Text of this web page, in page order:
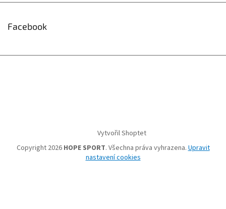
Facebook
Vytvořil Shoptet
Copyright 2026 HOPE SPORT. Všechna práva vyhrazena. Upravit
nastavení cookies